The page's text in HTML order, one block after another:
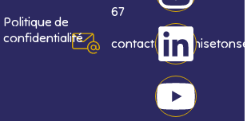
Politique de
confidentialité
67
c
e
b
s
t
a
n
k
e
u
t
u